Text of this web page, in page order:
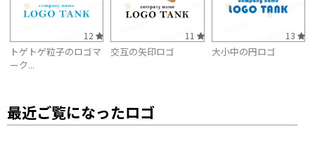
12
トゲトゲ粒子のロゴマ
ーク...
11
交互の矢印ロゴ
13
大小中の円ロゴ
最近ご覧になったロゴ